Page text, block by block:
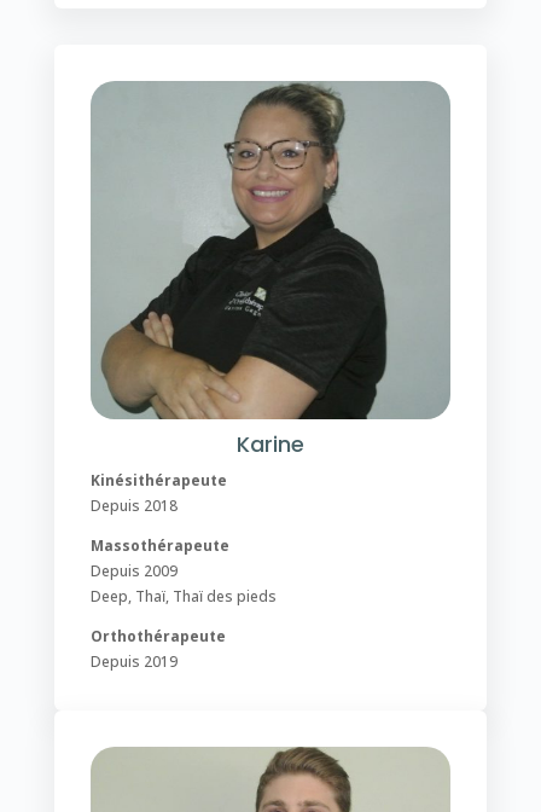
Karine
Kinésithérapeute
Depuis 2018
Massothérapeute
Depuis 2009
Deep, Thaï, Thaï des pieds
Orthothérapeute
Depuis 2019